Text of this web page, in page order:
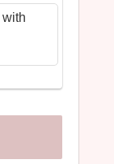
with